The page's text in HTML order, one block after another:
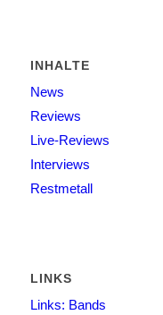
INHALTE
News
Reviews
Live-Reviews
Interviews
Restmetall
LINKS
Links: Bands